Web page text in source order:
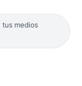
tus medios